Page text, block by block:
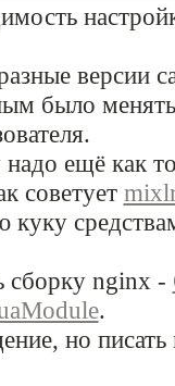
версии
было
ещё как
советует
сборку nginx -
.
но